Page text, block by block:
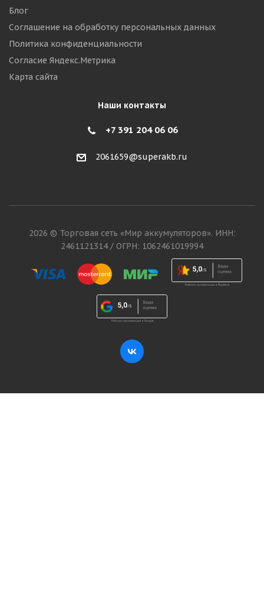
Блог
Соглашение на обработку персональных данных
Политика конфиденциальности
Согласие Яндекс.Метрика
Карта сайта
Наши контакты
+7 391 204 06 06
2061659@superakb.ru
2026 © Торговая сеть «Мир аккумуляторов». ИНН:
2461121314 / ОГРН: 1062461019994